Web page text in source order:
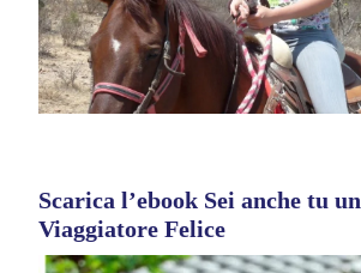
Scarica l’ebook Sei anche tu un
Viaggiatore Felice